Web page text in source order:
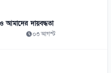
প্রশ্ন
সাত আইন কর্মকর্তার
আমাদের দায়বদ্ধতা
০৩ আগস্ট